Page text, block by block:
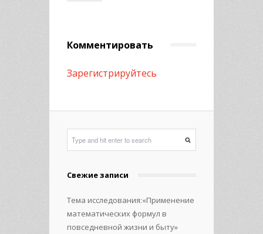
Комментировать
Зарегистрируйтесь
Свежие записи
Тема исследования:«Применение
математических формул в
повседневной жизни и быту»